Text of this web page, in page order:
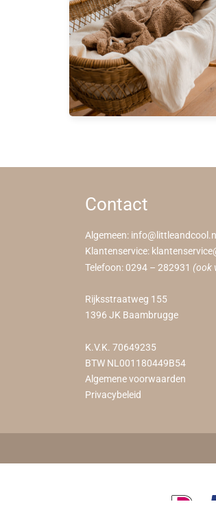
Contact
Algemeen: info@littleandcool.nl
Klantenservice:
Telefoon: 0294 – 282931 (ook
Rijksstraatweg 155
1396 JK Baambrugge
K.V.K. 70649235
BTW NL001180449B54
Algemene voorwaarden
Privacybeleid